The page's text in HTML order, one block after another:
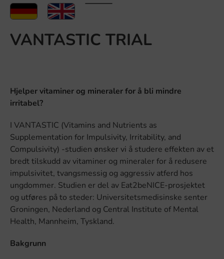
VANTASTIC TRIAL
Hjelper vitaminer og mineraler for å bli mindre
irritabel?
I VANTASTIC (Vitamins and Nutrients as
Supplementation for Impulsivity, Irritability, and
Compulsivity) -studien ønsker vi å studere effekten av et
bredt tilskudd av vitaminer og mineraler for å redusere
impulsivitet, tvangsmessig og aggressiv atferd hos
ungdommer. Studien er del av Eat2beNICE-prosjektet
og utføres på to steder: Universitetsmedisinske senter
Groningen, Nederland og Central Institute of Mental
Health, Mannheim, Tyskland.
Bakgrunn